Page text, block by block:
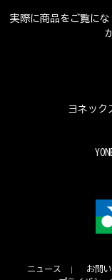
実際に商品をご覧に
ヨネック
ニュース お問